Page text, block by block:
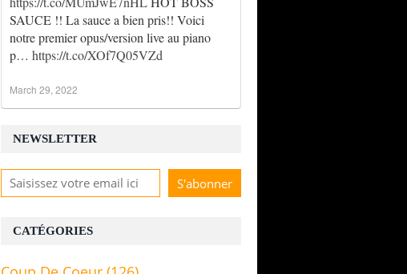
NEWSLETTER
SAUCE !! La sauce a bien pris!! Voici
notre premier opus/version live au piano
p… https://t.co/XOf7Q05VZd
March 29, 2022
CATÉGORIES